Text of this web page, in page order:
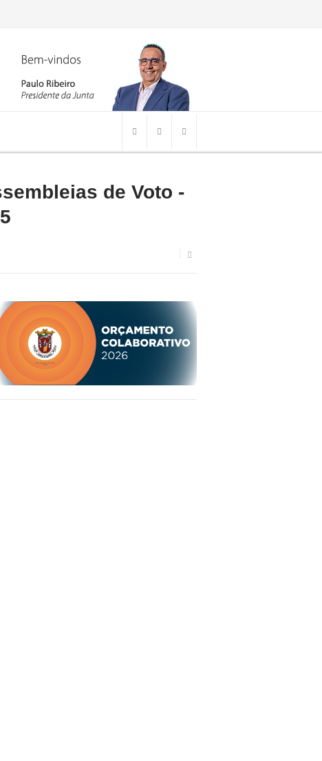
de Voto -